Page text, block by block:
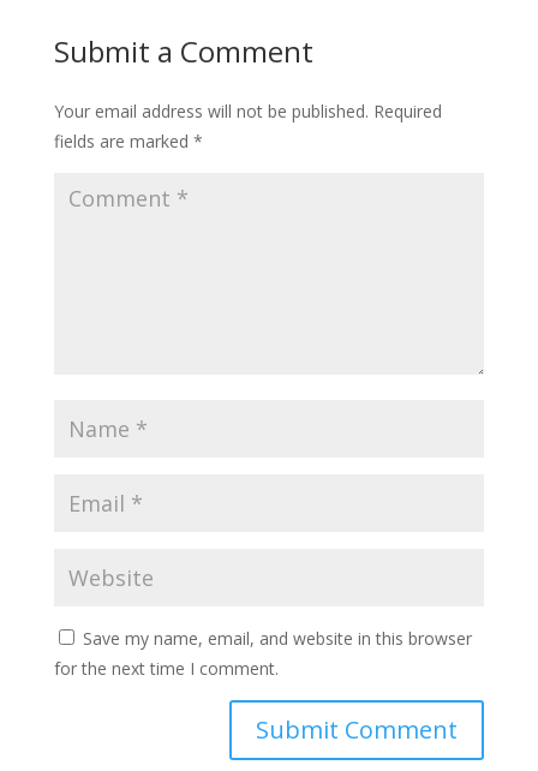
Submit a Comment
Your email address will not be published. Required
fields are marked *
Save my name, email, and website in this browser
for the next time I comment.